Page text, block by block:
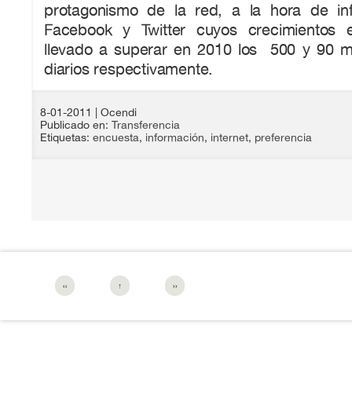
protagonismo de la red, a la hora de
Facebook y Twitter cuyos crecimientos
llevado a superar en 2010 los 500 y 90
diarios respectivamente.
8-01-2011
| Ocendi
Publicado en: Transferencia
Etiquetas: encuesta, información, internet, preferencia
‹‹ ↑ ››